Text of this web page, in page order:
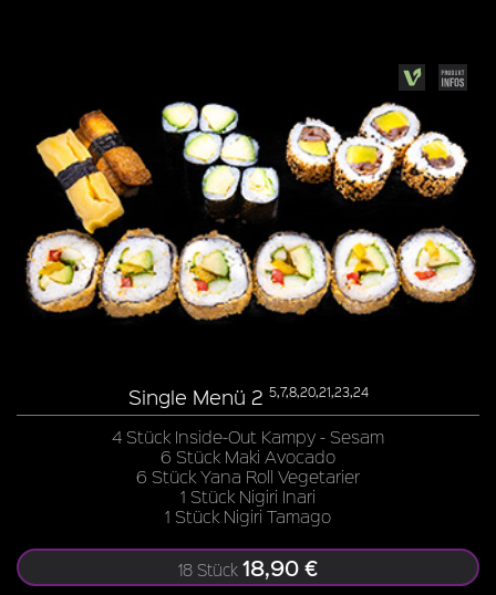
Single Menü 2 5,7,8,20,21,23,24
4 Stück Inside-Out Kampy - Sesam
6 Stück Maki Avocado
6 Stück Yana Roll Vegetarier
1 Stück Nigiri Inari
1 Stück Nigiri Tamago
18 Stück 18,90 €